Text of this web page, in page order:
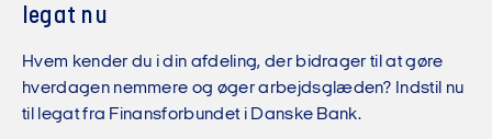
legat nu
Hvem kender du i din afdeling, der bidrager til at gøre
hverdagen nemmere og øger arbejdsglæden? Indstil nu
til legat fra Finansforbundet i Danske Bank.